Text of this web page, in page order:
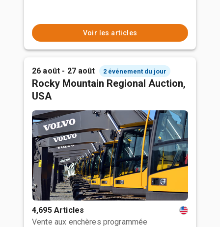
Voir les articles
26 août - 27 août 2 événement du jour
Rocky Mountain Regional Auction,
USA
4,695 Articles
Vente aux enchères programmée